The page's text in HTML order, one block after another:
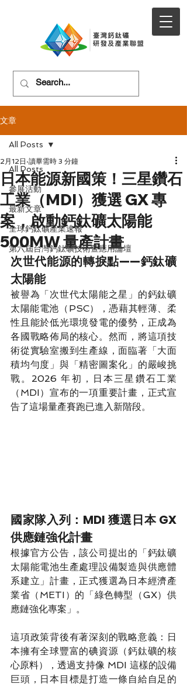
文章
All Posts
參展活動
最新文章
全球鈣鈦礦產業速報
第六屆台灣鈣鈦礦技術暨應用論壇
All Posts
日本能源新國策！三星鑽石
工業（MDI）獲選 GX 專
案，啟動鈣鈦礦太陽能
500MW 量產計畫
2月12日 讀畢需時 3 分鐘
次世代能源的轉捩點——鈣鈦礦
太陽能
被譽為「次世代太陽能之星」的鈣鈦礦
太陽能電池（PSC），憑藉其輕薄、柔
性且能於低光環境發電的優勢，正成為
各國戰略佈局的核心。然而，將這項技
術從實驗室搬到生產線，面臨著「大面
積均勻度」與「精密圖案化」的嚴峻挑
戰。2026 年初，日本三星鑽石工業
（MDI）宣布的一項重要計畫，正式宣
告了這場量產賽跑已進入新階段。
國家隊入列：MDI 獲選日本 GX
供應鏈強化計畫
根據官方公告，該公司提出的「鈣鈦礦
太陽能電池生產處理設備製造與供應體
系建立」計畫，正式獲選為日本經濟產
業省（METI）的「綠色轉型（GX）供
應鏈強化專案」。
這項政策背後有著深刻的戰略意義：日
本擁有全球豐富的碘資源（鈣鈦礦的核
心原料），透過支持像 MDI 這樣的設備
巨頭，日本目標是打造一條自給自足的